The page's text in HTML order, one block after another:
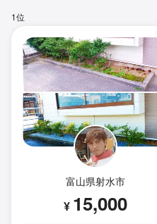
1位
富山県射水市
¥ 15,000